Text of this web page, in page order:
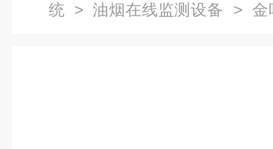
统 > 油烟在线监测设备 > 金